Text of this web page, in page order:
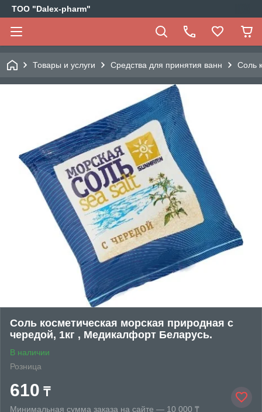
ТОО "Dalex-pharm"
Товары и услуги Средства для принятия ванн Соль
Соль косметическая морская природная с
чередой, 1кг , Медикалфорт Беларусь.
В наличии
Розница
610 ₸
Минимальная сумма заказа на сайте — 10 000 ₸